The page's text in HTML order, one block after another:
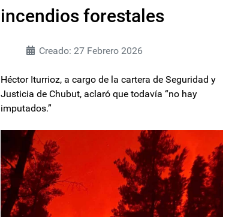
incendios forestales
Creado: 27 Febrero 2026
Héctor Iturrioz, a cargo de la cartera de Seguridad y
Justicia de Chubut, aclaró que todavía “no hay
imputados.”